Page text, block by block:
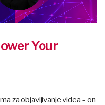
Your
za objavljivanje videa – on